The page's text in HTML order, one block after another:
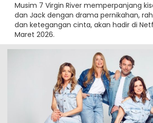
Musim 7 Virgin River memperpanjang
dan Jack dengan drama pernikahan,
dan ketegangan cinta, akan hadir di
Maret 2026.